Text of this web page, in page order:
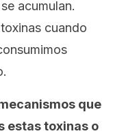
acumulan.
cuando
que
estas toxinas o